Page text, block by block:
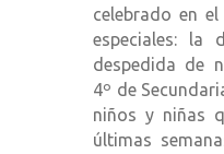
celebrado en
especiales: la
despedida de
4º de
niños y niñas
últimas